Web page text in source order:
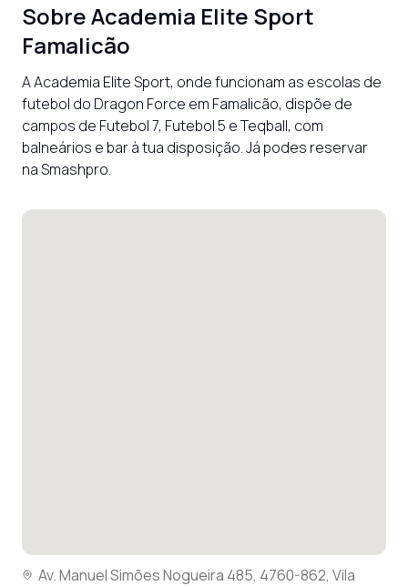
SobreAcademia Elite Sport
Famalicão
A Academia Elite Sport, onde funcionam as escolas de
futebol do Dragon Force em Famalicão, dispõe de
campos de Futebol 7, Futebol 5 e Teqball, com
balneários e bar à tua disposição. Já podes reservar
na Smashpro.
Av. Manuel Simões Nogueira 485, 4760-862, Vila